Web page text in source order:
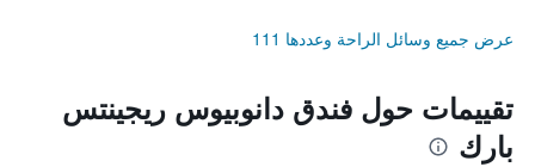
عرض جميع وسائل الراحة وعددها 111
تقييمات حول فندق دانوبيوس ريجينتس
بارك